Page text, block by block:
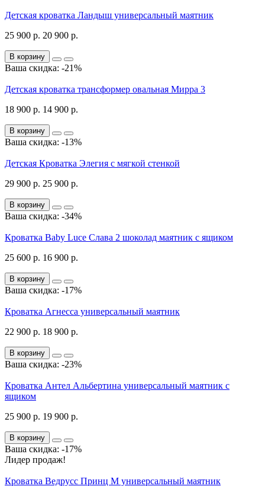
Детская кроватка Ландыш универсальный маятник
25 900 р. 20 900 р.
В корзину
Ваша скидка: -21%
Детская кроватка трансформер овальная Мирра 3
18 900 р. 14 900 р.
В корзину
Ваша скидка: -13%
Детская Кроватка Элегия с мягкой стенкой
29 900 р. 25 900 р.
В корзину
Ваша скидка: -34%
Кроватка Baby Luce Слава 2 шоколад маятник с ящиком
25 600 р. 16 900 р.
В корзину
Ваша скидка: -17%
Кроватка Агнесса универсальный маятник
22 900 р. 18 900 р.
В корзину
Ваша скидка: -23%
Кроватка Антел Альбертина универсальный маятник с
ящиком
25 900 р. 19 900 р.
В корзину
Ваша скидка: -17%
Лидер продаж!
Кроватка Ведрусс Принц М универсальный маятник